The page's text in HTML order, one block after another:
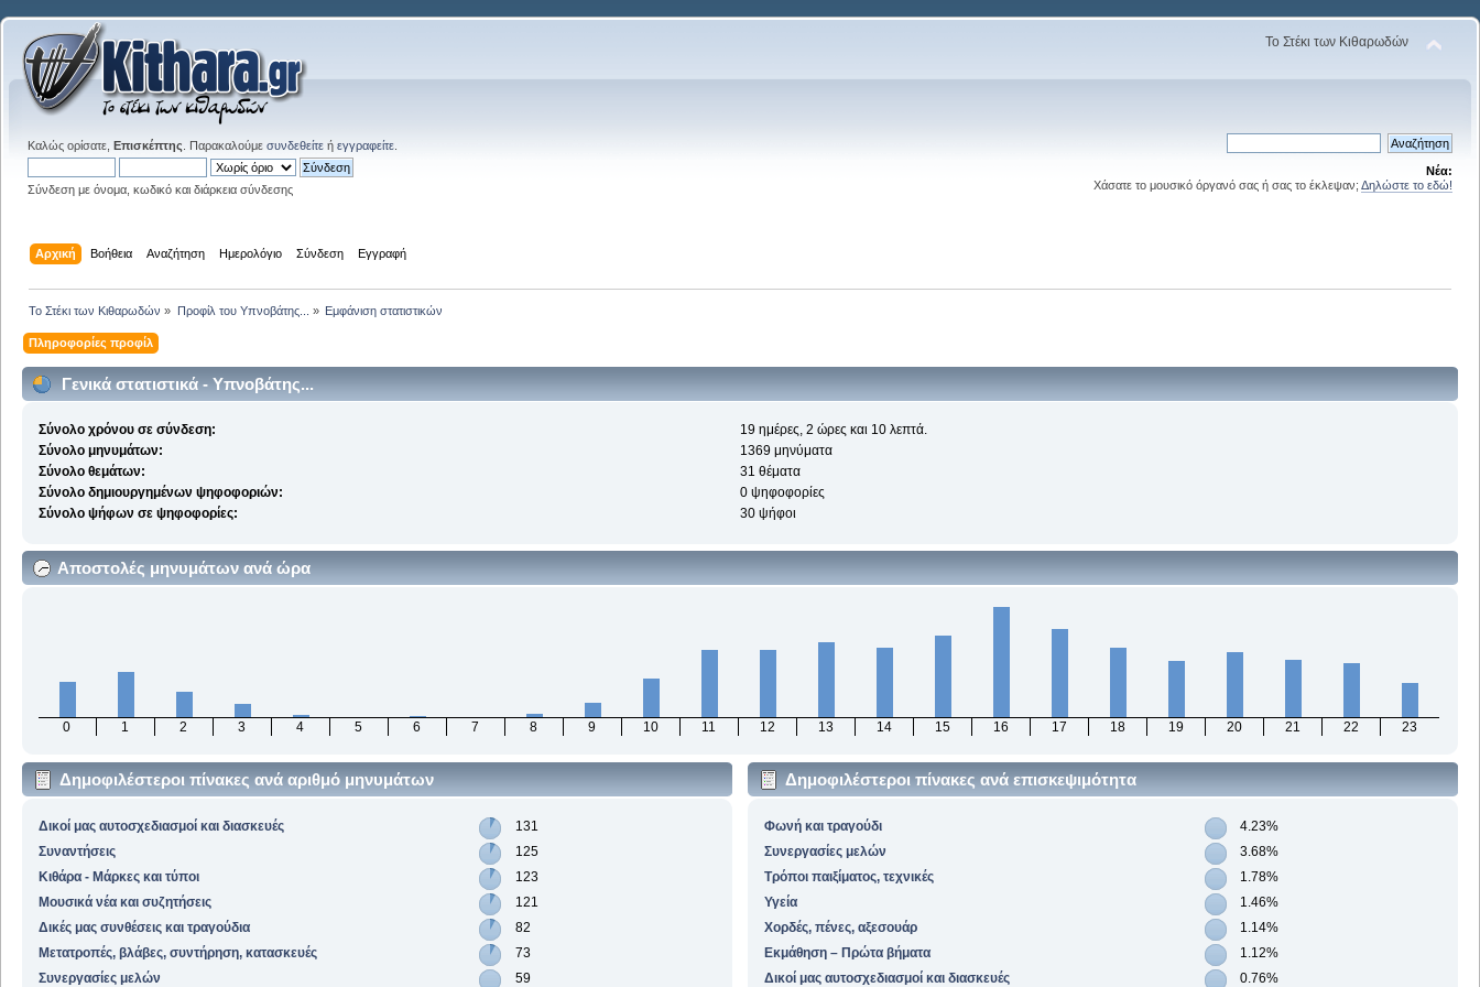
Το Στέκι των Κιθαρωδών
Καλώς ορίσατε, Επισκέπτης . Παρακαλούμε συνδεθείτε ή εγγραφείτε
Σύνδεση με όνομα, κωδικό και διάρκεια σύνδεσης
Νέα:
Χάσατε το μουσικό όργανό σας ή σας το έκλεψαν; Δηλώστε το εδώ!
Αρχική Βοήθεια Αναζήτηση Ημερολόγιο Σύνδεση Εγγραφή
Το Στέκι των Κιθαρωδών » Προφίλ του Υπνοβάτης... » Εμφάνιση στατιστικών
Πληροφορίες προφίλ
Γενικά στατιστικά - Υπνοβάτης...
Σύνολο χρόνου σε σύνδεση:
19 ημέρες, 2 ώρες και 10 λεπτά.
Σύνολο μηνυμάτων:
1369 μηνύματα
Σύνολο θεμάτων:
31 θέματα
Σύνολο δημιουργημένων ψηφοφοριών:
0 ψηφοφορίες
Σύνολο ψήφων σε ψηφοφορίες:
30 ψήφοι
Αποστολές μηνυμάτων ανά ώρα
0 1 2 3 4 5 6 7 8 9 10 11 12 13 14 15 16 17 18 19 20 21 22 23
Δημοφιλέστεροι πίνακες ανά αριθμό μηνυμάτων
Δικοί μας αυτοσχεδιασμοί και διασκευές
131
Συναντήσεις
125
Κιθάρα - Μάρκες και τύποι
123
Μουσικά νέα και συζητήσεις
121
Δικές μας συνθέσεις και τραγούδια
82
Μετατροπές, βλάβες, συντήρηση, κατασκευές
73
Συνεργασίες μελών
59
Δημοφιλέστεροι πίνακες ανά επισκεψιμότητα
Φωνή και τραγούδι
4.23%
Συνεργασίες μελών
3.68%
Τρόποι παιξίματος, τεχνικές
1.78%
Υγεία
1.46%
Χορδές, πένες, αξεσουάρ
1.14%
Εκμάθηση – Πρώτα βήματα
1.12%
Δικοί μας αυτοσχεδιασμοί και διασκευές
0.76%